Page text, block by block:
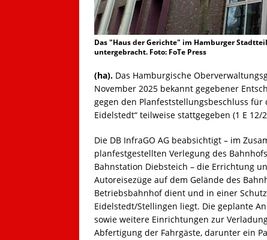
Das "Haus der Gerichte" im Hamburger
untergebracht. Foto: FoTe Press
(ha). Das Hamburgische
November 2025 bekannt gegebener
gegen den Planfeststellungsbeschluss
Eidelstedt“ teilweise stattgegeben (1 E 12/
Die DB InfraGO AG beabsichtigt – im
planfestgestellten Verlegung des
Bahnstation Diebsteich – die Errichtung
Autoreisezüge auf dem Gelände des
Betriebsbahnhof dient und in einer
Eidelstedt/Stellingen liegt. Die geplante
sowie weitere Einrichtungen zur
Abfertigung der Fahrgäste, darunter ein